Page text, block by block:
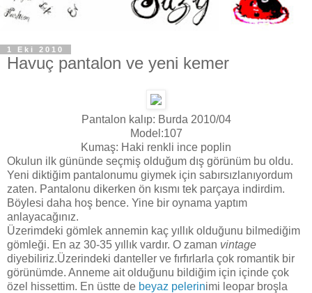
1 Eki 2010
Havuç pantalon ve yeni kemer
Pantalon kalıp: Burda 2010/04
Model:107
Kumaş: Haki renkli ince poplin
Okulun ilk gününde seçmiş olduğum dış görünüm bu oldu.
Yeni diktiğim pantalonumu giymek için sabırsızlanıyordum
zaten. Pantalonu dikerken ön kısmı tek parçaya indirdim.
Böylesi daha hoş bence. Yine bir oynama yaptım
anlayacağınız.
Üzerimdeki gömlek annemin kaç yıllık olduğunu bilmediğim
gömleği. En az 30-35 yıllık vardır. O zaman vintage
diyebiliriz.Üzerindeki danteller ve fırfırlarla çok romantik bir
görünümde. Anneme ait olduğunu bildiğim için içinde çok
özel hissettim. En üstte de beyaz pelerinimi leopar broşla